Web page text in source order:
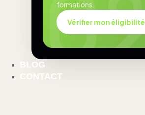
formations.
Vérifier mon éligibilité
BLOG
CONTACT